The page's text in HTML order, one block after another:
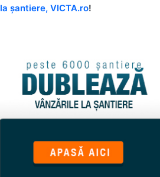
la șantiere, VICTA.ro!